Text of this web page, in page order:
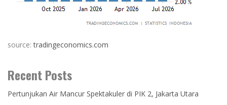
source:tradingeconomics.com
Recent Posts
Pertunjukan Air Mancur Spektakuler di PIK 2, Jakarta Utara